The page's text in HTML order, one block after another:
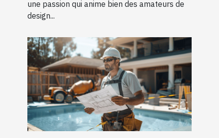
une passion qui anime bien des amateurs de
design...